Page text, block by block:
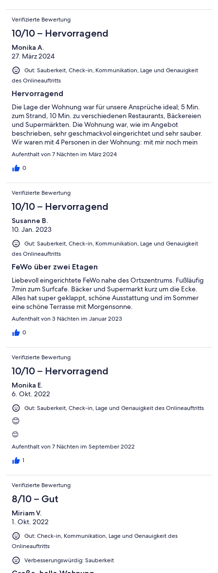
Verifizierte Bewertung
10/10 – Hervorragend
Monika A.
27. März 2024
Gut: Sauberkeit, Check-in, Kommunikation, Lage und Genauigkeit
des Onlineauftritts
Hervorragend
Die Lage der Wohnung war für unsere Ansprüche ideal; 5 Min.
zum Strand, 10 Min. zu verschiedenen Restaurants, Bäckereien
und Supermärkten. Die Wohnung war, wie im Angebot
beschrieben, sehr geschmackvol eingerichtet und sehr sauber.
Wir waren mit 4 Personen in der Wohnung: mit mir noch mein
Mann, unsere Tochter und unser 4 jähriger Enkel. Wir haben uns
Spielzeug und ein Kinderstuhl vorhanden. Selbst die Treppe
ausgelegt war.
Aufenthalt von 7 Nächten im März 2024
0
Verifizierte Bewertung
10/10 – Hervorragend
Susanne B.
10. Jan. 2023
Gut: Sauberkeit, Check-in, Kommunikation, Lage und Genauigkeit
des Onlineauftritts
FeWo über zwei Etagen
Liebevoll eingerichtete FeWo nahe des Ortszentrums. Fußläufig
7min zum Surfcafe. Bäcker und Supermarkt kurz um die Ecke.
Alles hat super geklappt, schöne Ausstattung und im Sommer
eine schöne Terrasse mit Morgensonne.
Aufenthalt von 3 Nächten im Januar 2023
0
Verifizierte Bewertung
10/10 – Hervorragend
Monika E.
6. Okt. 2022
Gut: Sauberkeit, Check-in, Lage und Genauigkeit des Onlineauftritts
😊
😊
Aufenthalt von 7 Nächten im September 2022
1
Verifizierte Bewertung
8/10 – Gut
Miriam V.
1. Okt. 2022
Gut: Check-in, Kommunikation, Lage und Genauigkeit des
Onlineauftritts
Verbesserungswürdig: Sauberkeit